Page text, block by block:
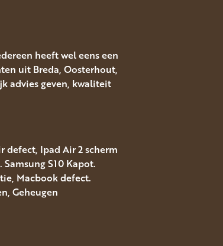
heeft wel eens een
uit Breda, Oosterhout,
advies geven, kwaliteit
defect, Ipad Air 2 scherm
S10 Kapot.
Macbook defect.
Geheugen